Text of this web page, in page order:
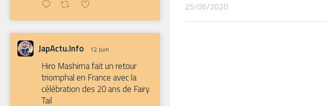
25/06/2020
JapActu.Info 12 Juin
Hiro Mashima fait un retour
triomphal en France avec la
célébration des 20 ans de Fairy
Tail